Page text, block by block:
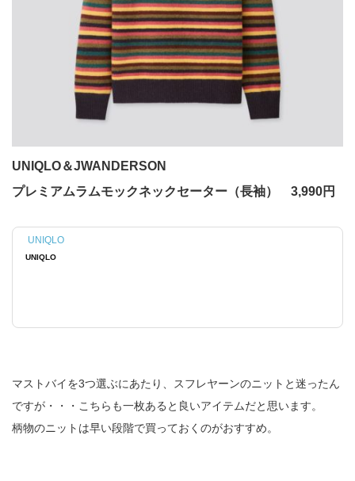
UNIQLO＆JWANDERSON
プレミアムラムモックネックセーター（長袖） 3,990円
UNIQLO
UNIQLO
マストバイを3つ選ぶにあたり、スフレヤーンのニットと迷ったん
ですが・・・こちらも一枚あると良いアイテムだと思います。
柄物のニットは早い段階で買っておくのがおすすめ。